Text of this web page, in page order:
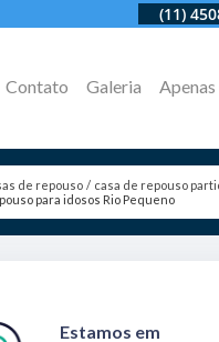
(11)
Contato Galeria
de repouso
casa de repouso
para idosos Rio Pequeno
Estamos em